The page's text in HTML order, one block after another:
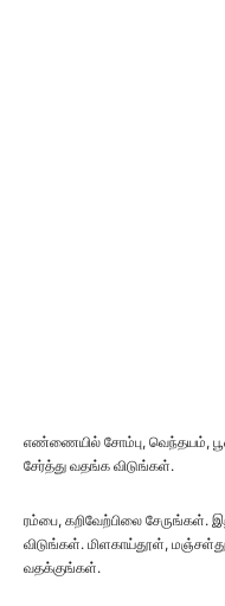
எண்ணையில் சோம்பு, வெந்தயம்,
சேர்த்து வதங்க விடுங்கள்.
ரம்பை, கறிவேற்பிலை சேருங்கள்.
விடுங்கள். மிளகாய்தூள்,
வதக்குங்கள்.